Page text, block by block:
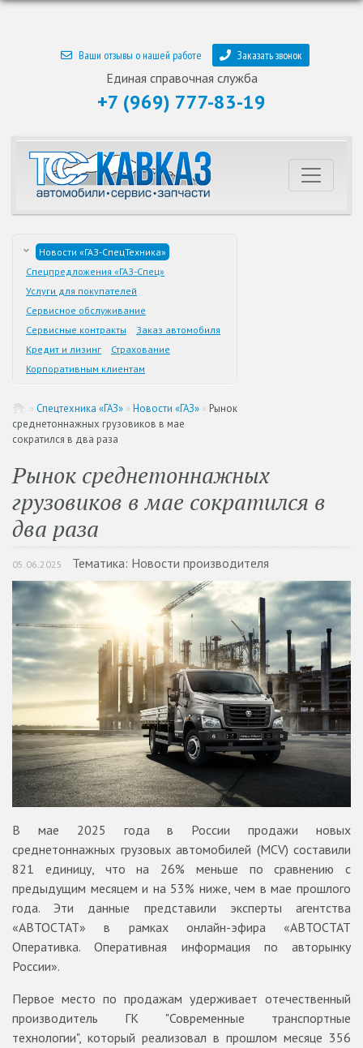
Ваши отзывы о нашей работе Заказать звонок
Единая справочная служба
+7 (969) 777-83-19
Новости «ГАЗ-СпецТехника»
Спецпредложения «ГАЗ-Спец»
Услуги для покупателей
Сервисное обслуживание
Сервисные контракты
Заказ автомобиля
Кредит и лизинг
Страхование
Корпоративным клиентам
» Спецтехника «ГАЗ» » Новости «ГАЗ» » Рынок
среднетоннажных грузовиков в мае
сократился в два раза
Рынок среднетоннажных
грузовиков в мае сократился в
два раза
05.06.2025 Тематика: Новости производителя
В мае 2025 года в России продажи новых
среднетоннажных грузовых автомобилей (MCV) составили
821 единицу, что на 26% меньше по сравнению с
предыдущим месяцем и на 53% ниже, чем в мае прошлого
года. Эти данные представили эксперты агентства
«АВТОСТАТ» в рамках онлайн-эфира «АВТОСТАТ
Оперативка. Оперативная информация по авторынку
России».
Первое место по продажам удерживает отечественный
производитель ГК "Современные транспортные
технологии", который реализовал в прошлом месяце 356